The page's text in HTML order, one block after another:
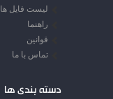
لیست فایل ها
راهنما
قوانین
تماس با ما
دسته بندی ها